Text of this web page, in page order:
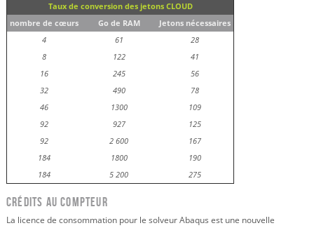
Taux de conversion des jetons CLOUD
nombre de cœurs
Go de RAM
Jetons nécessaires
4
61
28
8
122
41
16
245
56
32
490
78
46
1300
109
92
927
125
92
2 600
167
184
1800
190
184
5 200 275
Crédits au compteur
La licence de consommation pour le solveur Abaqus est une nouvelle